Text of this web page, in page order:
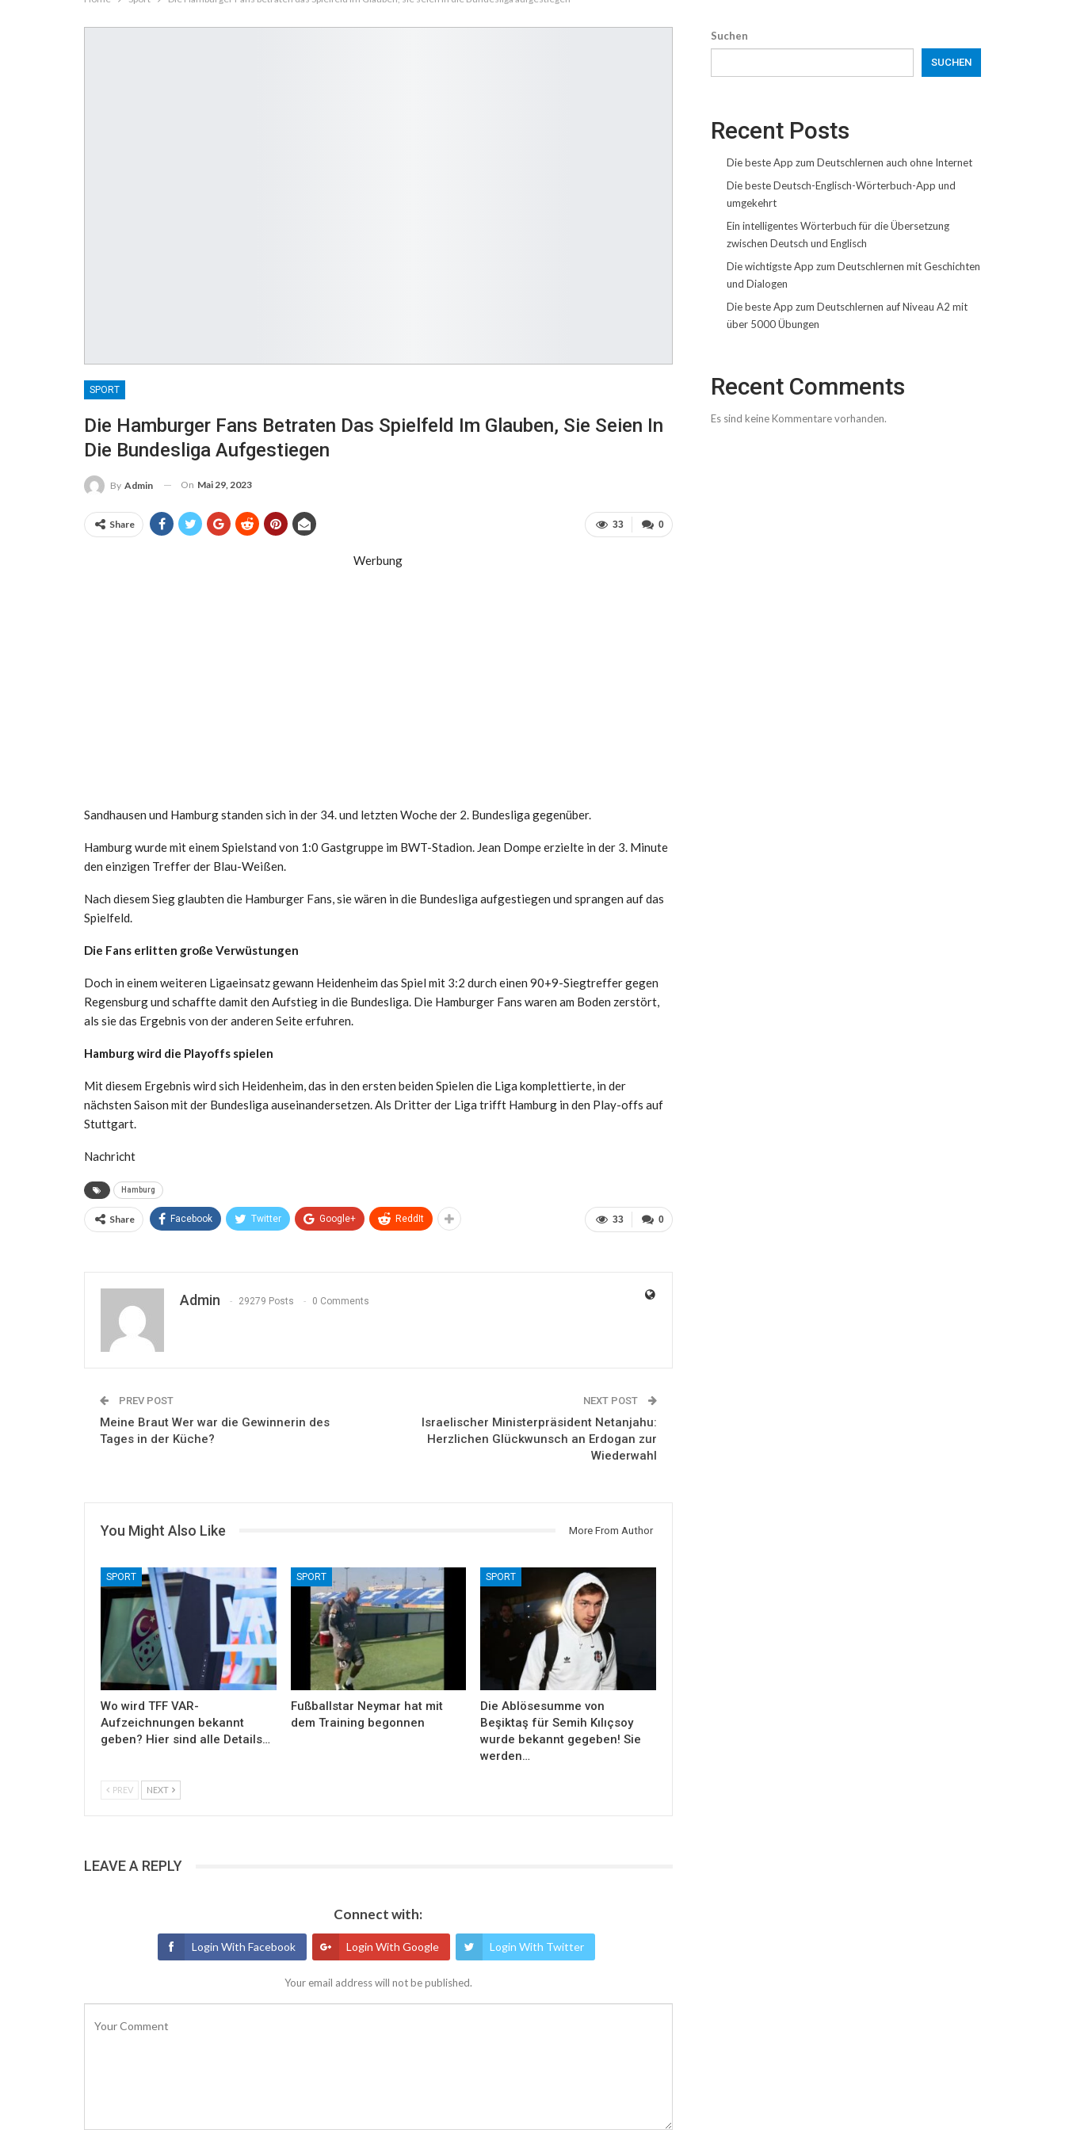
SPORT
Die Hamburger Fans Betraten Das Spielfeld Im Glauben, Sie Seien In
Die Bundesliga Aufgestiegen
By Admin On Mai 29, 2023
0
33
Share
Werbung
Sandhausen und Hamburg standen sich in der 34. und letzten Woche der 2. Bundesliga gegenüber.
Hamburg wurde mit einem Spielstand von 1:0 Gastgruppe im BWT-Stadion. Jean Dompe erzielte in der 3. Minute
den einzigen Treffer der Blau-Weißen.
Nach diesem Sieg glaubten die Hamburger Fans, sie wären in die Bundesliga aufgestiegen und sprangen auf das
Spielfeld.
Die Fans erlitten große Verwüstungen
Doch in einem weiteren Ligaeinsatz gewann Heidenheim das Spiel mit 3:2 durch einen 90+9-Siegtreffer gegen
Regensburg und schaffte damit den Aufstieg in die Bundesliga. Die Hamburger Fans waren am Boden zerstört,
als sie das Ergebnis von der anderen Seite erfuhren.
Hamburg wird die Playoffs spielen
Mit diesem Ergebnis wird sich Heidenheim, das in den ersten beiden Spielen die Liga komplettierte, in der
nächsten Saison mit der Bundesliga auseinandersetzen. Als Dritter der Liga trifft Hamburg in den Play-offs auf
Stuttgart.
Nachricht
Hamburg
0
33
Share Facebook Twitter Google+ ReddIt
Admin 29279 Posts 0 Comments
PREV POST
Meine Braut Wer war die Gewinnerin des
Tages in der Küche?
NEXT POST
Israelischer Ministerpräsident Netanjahu:
Herzlichen Glückwunsch an Erdogan zur
Wiederwahl
You Might Also Like More From Author
SPORT
Wo wird TFF VAR-
Aufzeichnungen bekannt
geben? Hier sind alle Details…
SPORT
Fußballstar Neymar hat mit
dem Training begonnen
SPORT
Die Ablösesumme von
Beşiktaş für Semih Kılıçsoy
wurde bekannt gegeben! Sie
werden…
PREV NEXT
LEAVE A REPLY
Connect with:
Login With Facebook Login With Google Login With Twitter
Your email address will not be published.
Suchen
SUCHEN
Recent Posts
Die beste App zum Deutschlernen auch ohne Internet
Die beste Deutsch-Englisch-Wörterbuch-App und
umgekehrt
Ein intelligentes Wörterbuch für die Übersetzung
zwischen Deutsch und Englisch
Die wichtigste App zum Deutschlernen mit Geschichten
und Dialogen
Die beste App zum Deutschlernen auf Niveau A2 mit
über 5000 Übungen
Recent Comments
Es sind keine Kommentare vorhanden.